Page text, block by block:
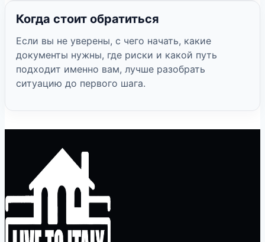
Когда стоит обратиться
Если вы не уверены, с чего начать, какие
документы нужны, где риски и какой путь
подходит именно вам, лучше разобрать
ситуацию до первого шага.